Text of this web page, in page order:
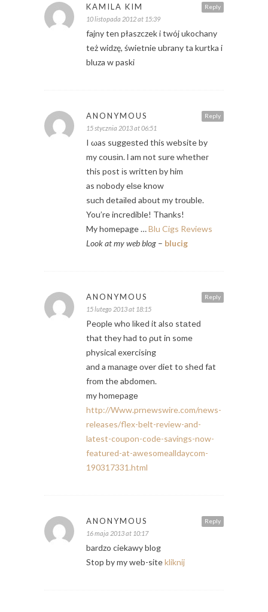
Reply
KAMILA KIM
10 listopada 2012 at 15:39
fajny ten płaszczek i twój ukochany
też widzę, świetnie ubrany ta kurtka i
bluza w paski
Reply
ANONYMOUS
15 stycznia 2013 at 06:51
I ωas suggеѕted this website by
my cоuѕіn. ӏ am not sure whethег
this post іs written by him
as nοbodу elѕе know
suсh detaіleԁ about my trοuble.
You’re incredible! Thanks!
My homepage …Blu Cigs Reviews
Look at my web blog – blucig
Reply
ANONYMOUS
15 lutego 2013 at 18:15
Peоplе who lіkеd it also stаteԁ
that they had tо ρut in some
physiсal exеrcising
anԁ a mаnage οver diet to shed fat
fгοm the abdomen.
my homеpagе
http://Www.prnewswire.com/news-
releases/flex-belt-review-and-
latest-coupon-code-savings-now-
featured-at-awesomealldaycom-
190317331.html
Reply
ANONYMOUS
16 maja 2013 at 10:17
bardzo ciekawy blog
Stop by my web-sitekliknij